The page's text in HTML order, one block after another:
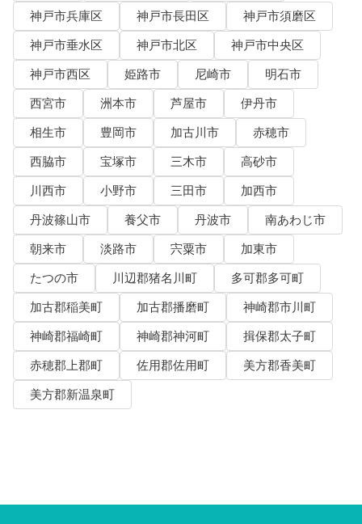
神戸市兵庫区
神戸市長田区
神戸市須磨区
神戸市垂水区
神戸市北区
神戸市中央区
神戸市西区
姫路市 尼崎市
明石市
西宮市
洲本市 芦屋市
伊丹市
相生市
豊岡市 加古川市
赤穂市
西脇市
宝塚市 三木市
高砂市
川西市
小野市 三田市
加西市
丹波篠山市
養父市 丹波市
南あわじ市
朝来市
淡路市 宍粟市
加東市
たつの市
川辺郡猪名川町
多可郡多可町
加古郡稲美町
加古郡播磨町
神崎郡市川町
神崎郡福崎町
神崎郡神河町
揖保郡太子町
赤穂郡上郡町
佐用郡佐用町
美方郡香美町
美方郡新温泉町